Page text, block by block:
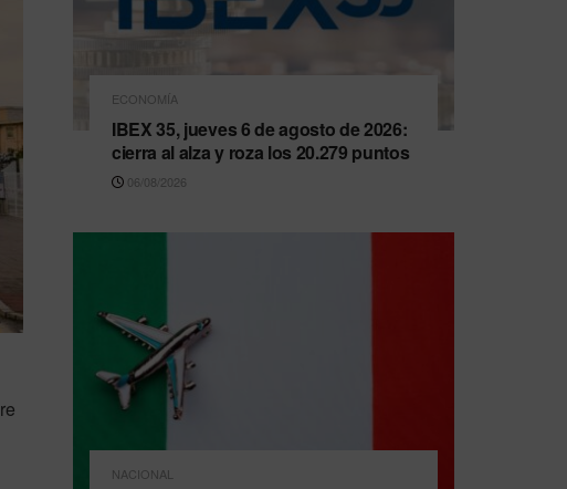
ECONOMÍA
IBEX 35, jueves 6 de agosto de 2026:
cierra al alza y roza los 20.279 puntos
06/08/2026
NACIONAL